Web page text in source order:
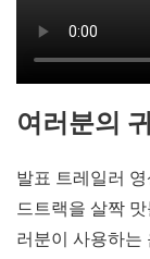
여러분의
발표 트레일러
드트랙을 살짝
러분이 사용하는